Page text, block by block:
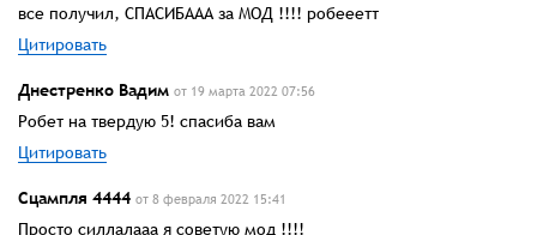
все получил, СПАСИБААА за МОД !!!! робееетт
Цитировать
Днестренко Вадим от 19 марта 2022 07:56
Робет на твердую 5! спасиба вам
Цитировать
Сцампля 4444 от 8 февраля 2022 15:41
Просто силлалааа я советую мод !!!!